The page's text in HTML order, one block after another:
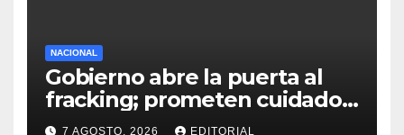
NACIONAL
Gobierno abre la puerta al
fracking; prometen cuidado
del agua y consultas
7 AGOSTO, 2026 EDITORIAL